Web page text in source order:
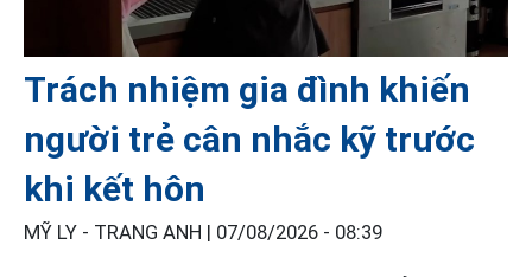
Trách nhiệm gia đình khiến
người trẻ cân nhắc kỹ trước
khi kết hôn
MỸ LY - TRANG ANH | 07/08/2026 - 08:39